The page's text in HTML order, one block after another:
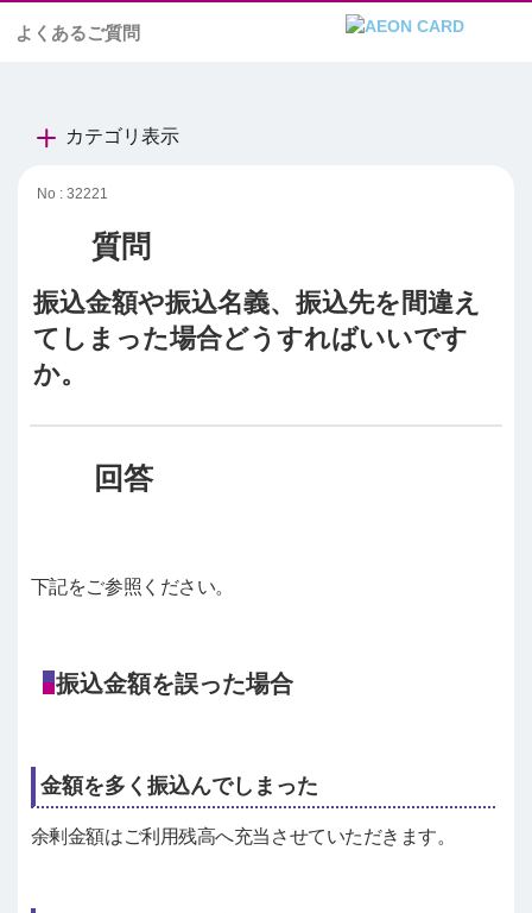
よくあるご質問
カテゴリ表示
No : 32221
振込金額や振込名義、振込先を間違え
てしまった場合どうすればいいです
か。
下記をご参照ください。
振込金額を誤った場合
金額を多く振込んでしまった
余剰金額はご利用残高へ充当させていただきます。